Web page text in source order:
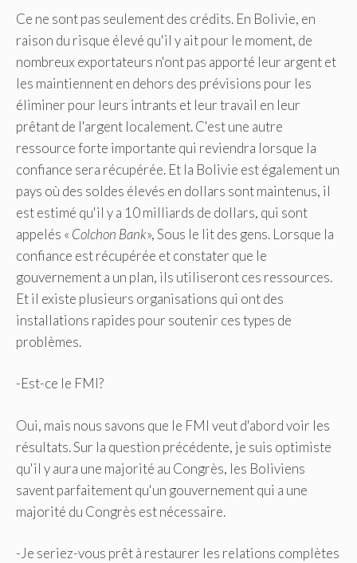
Ce ne sont pas seulement des crédits. En Bolivie, en
raison du risque élevé qu'il y ait pour le moment, de
nombreux exportateurs n'ont pas apporté leur argent et
les maintiennent en dehors des prévisions pour les
éliminer pour leurs intrants et leur travail en leur
prêtant de l'argent localement. C'est une autre
ressource forte importante qui reviendra lorsque la
confiance sera récupérée. Et la Bolivie est également un
pays où des soldes élevés en dollars sont maintenus, il
est estimé qu'il y a 10 milliards de dollars, qui sont
appelés « Colchon Bank», Sous le lit des gens. Lorsque la
confiance est récupérée et constater que le
gouvernement a un plan, ils utiliseront ces ressources.
Et il existe plusieurs organisations qui ont des
installations rapides pour soutenir ces types de
problèmes.
-Est-ce le FMI?
Oui, mais nous savons que le FMI veut d'abord voir les
résultats. Sur la question précédente, je suis optimiste
qu'il y aura une majorité au Congrès, les Boliviens
savent parfaitement qu'un gouvernement qui a une
majorité du Congrès est nécessaire.
-Je seriez-vous prêt à restaurer les relations complètes